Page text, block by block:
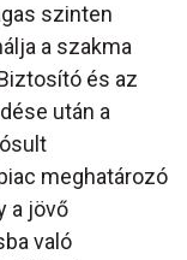
szinten
a szakma
és az
után a
meghatározó
a jövő
való